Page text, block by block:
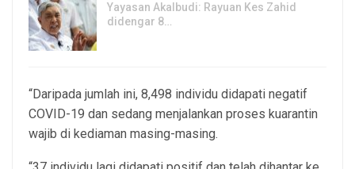
Yayasan Akalbudi: Rayuan Kes Zahid
didengar 8…
“Daripada jumlah ini, 8,498 individu didapati negatif
COVID-19 dan sedang menjalankan proses kuarantin
wajib di kediaman masing-masing.